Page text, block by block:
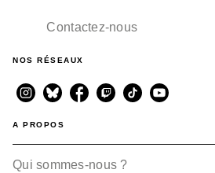
Contactez-nous
NOS RÉSEAUX
A PROPOS
Qui sommes-nous ?